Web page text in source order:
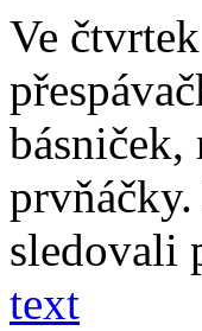
Ve
básniček,
sledovali
text